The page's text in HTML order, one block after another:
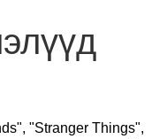
"Stranger Things",